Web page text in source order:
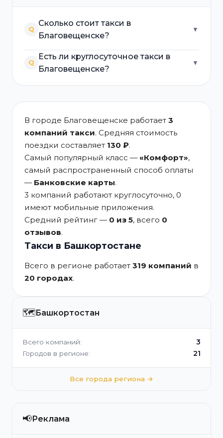
Q
Сколько стоит такси в
Благовещенске?
▼
Q
Есть ли круглосуточное такси в
Благовещенске?
▼
В городе Благовещенске работает 3
компаний такси. Средняя стоимость
поездки составляет 130 ₽.
Самый популярный класс —«Комфорт»,
самый распространенный способ оплаты
— Банковские карты.
3 компаний работают круглосуточно, 0
имеют мобильные приложения.
Средний рейтинг — 0 из 5, всего 0
отзывов.
Такси в Башкортостане
Всего в регионе работает 319 компаний в
20 городах.
🗺️Башкортостан
Всего компаний: 3
Городов в регионе: 21
Все города региона →
📢Реклама